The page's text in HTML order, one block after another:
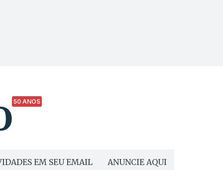
50 ANOS
EM SEU EMAIL ANUNCIE AQUI